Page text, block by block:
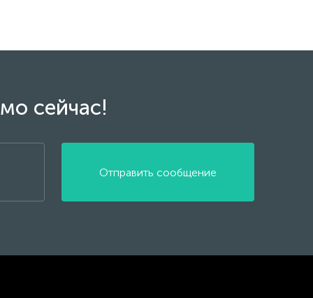
сейчас!
Отправить сообщение